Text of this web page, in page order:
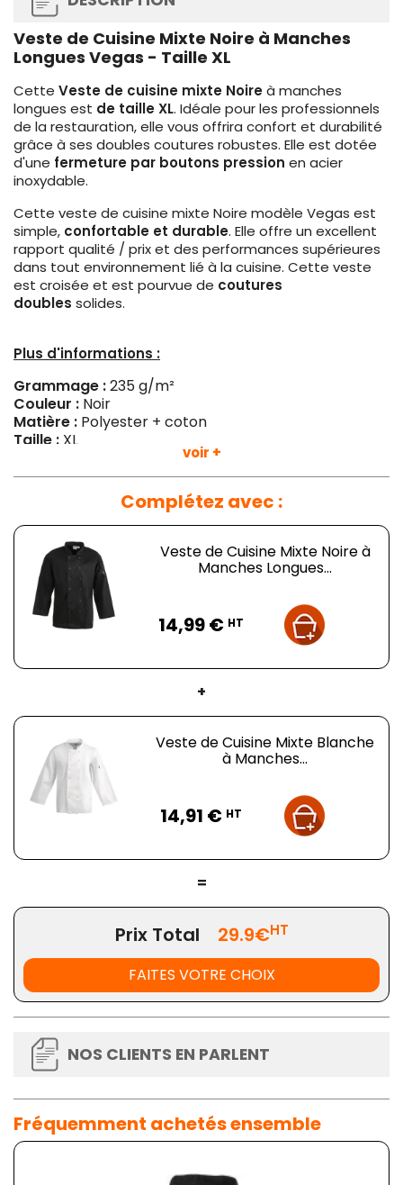
Veste de Cuisine Mixte Noire à Manches
Longues Vegas - Taille XL
Cette Veste de cuisine mixte Noireà manches
longues est de taille XL. Idéale pour les professionnels
de la restauration, elle vous offrira confort et durabilité
grâce à ses doubles coutures robustes. Elle est dotée
d'une fermeture par boutons pression en acier
inoxydable.
Cette veste de cuisine mixte Noire modèle Vegas est
simple, confortable et durable. Elle offre un excellent
rapport qualité / prix et des performances supérieures
dans tout environnement lié à la cuisine. Cette veste
est croisée et est pourvue de coutures
doubles solides.
Plus d'informations :
Grammage :235 g/m²
Couleur : Noir
Matière : Polyester + coton
Taille : XL
voir +
Complétez avec :
Veste de Cuisine Mixte Noire à
Manches Longues...
14,99 € HT
+
Veste de Cuisine Mixte Blanche
à Manches...
14,91 € HT
=
Prix Total 29.9€HT
FAITES VOTRE CHOIX
NOS CLIENTS EN PARLENT
Fréquemment achetés ensemble